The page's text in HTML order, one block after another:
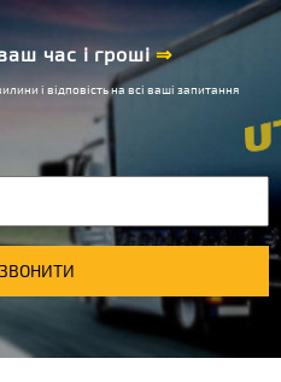
час і гроші⇒
і відповість на всі ваші запитання